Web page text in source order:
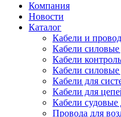
Компания
Новости
Каталог
Кабели и
Кабели силовые
Кабели
Кабели силовые
Кабели для
Кабели для
Кабели судовые
Провода для